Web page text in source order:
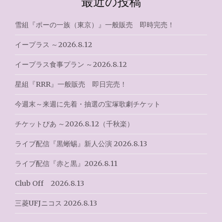
ナ
ビ
ゲ
ー
シ
ョ
ン
雪組『ポーの一族（東京）』一般販売 即時完売！
イープラス ～2026.8.12
イープラス食事プラン ～2026.8.12
星組『RRR』一般販売 即日完売！
今週末～来週に先着・抽選の宝塚歌劇チケット
チケットぴあ ～2026.8.12（千秋楽）
ライブ配信『黒蜥蜴』新人公演 2026.8.13
ライブ配信『赤と黒』2026.8.11
Club Off 2026.8.13
三菱UFJニコス 2026.8.13